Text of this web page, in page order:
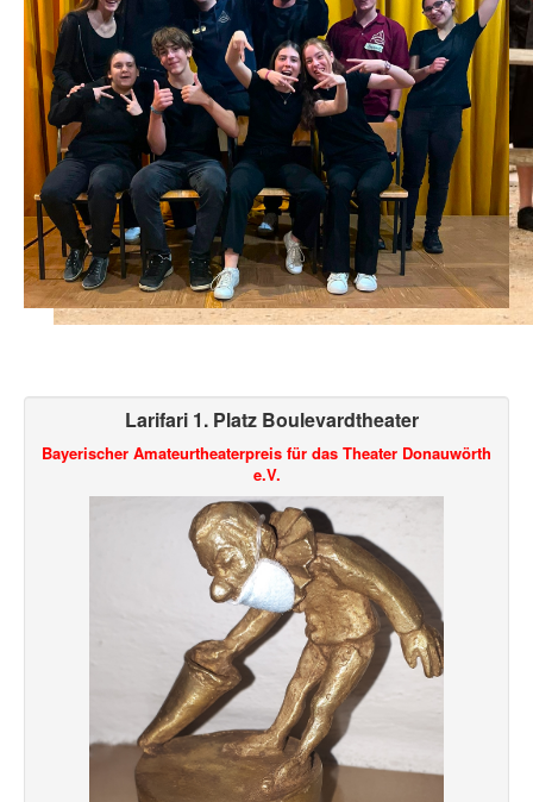
Larifari 1. Platz Boulevardtheater
Bayerischer Amateurtheaterpreis für das Theater Donauwörth
e.V.